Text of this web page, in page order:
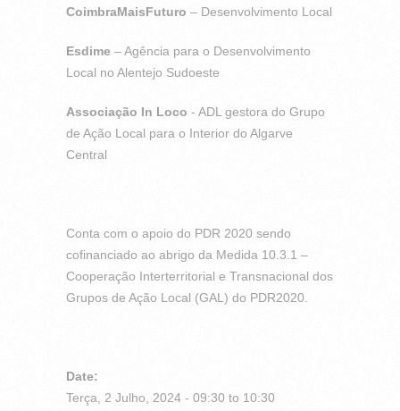
CoimbraMaisFuturo – Desenvolvimento Local
Esdime – Agência para o Desenvolvimento
Local no Alentejo Sudoeste
Associação In Loco - ADL gestora do Grupo
de Ação Local para o Interior do Algarve
Central
Conta com o apoio do PDR 2020 sendo
cofinanciado ao abrigo da Medida 10.3.1 –
Cooperação Interterritorial e Transnacional dos
Grupos de Ação Local (GAL) do PDR2020.
Date:
Terça, 2 Julho, 2024 - 09:30 to 10:30